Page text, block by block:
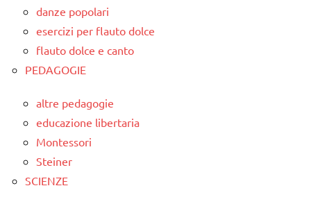
danze popolari
esercizi per flauto dolce
flauto dolce e canto
PEDAGOGIE
altre pedagogie
educazione libertaria
Montessori
Steiner
SCIENZE